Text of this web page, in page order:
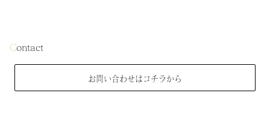
Contact
お問い合わせはコチラから